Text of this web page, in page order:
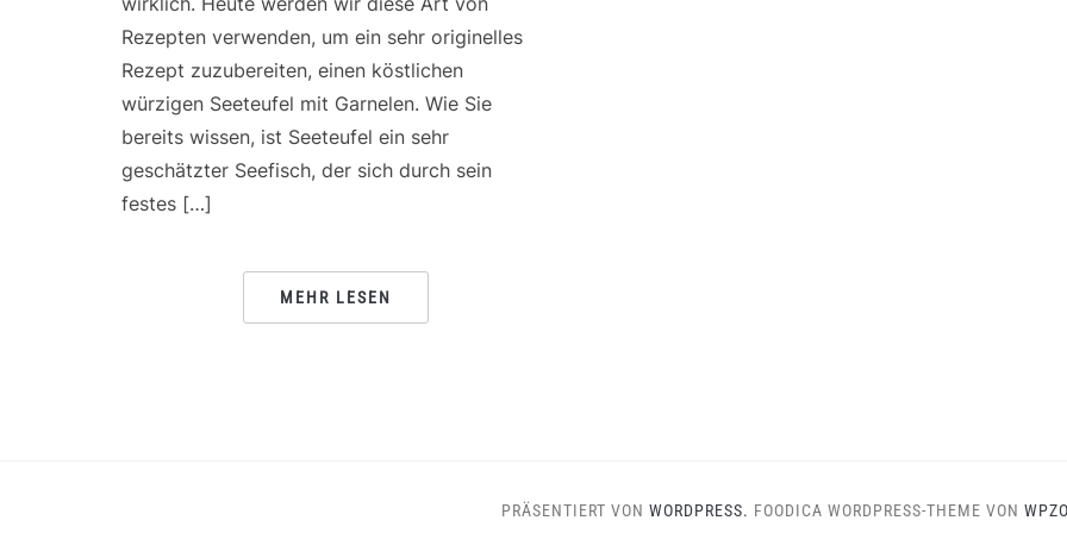
Rezepten verwenden, um ein sehr originelles
Rezept zuzubereiten, einen köstlichen
würzigen Seeteufel mit Garnelen. Wie Sie
bereits wissen, ist Seeteufel ein sehr
geschätzter Seefisch, der sich durch sein
festes […]
MEHR LESEN
PRÄSENTIERT VON WORDPRESS. FOODICA WORDPRESS-THEME VON